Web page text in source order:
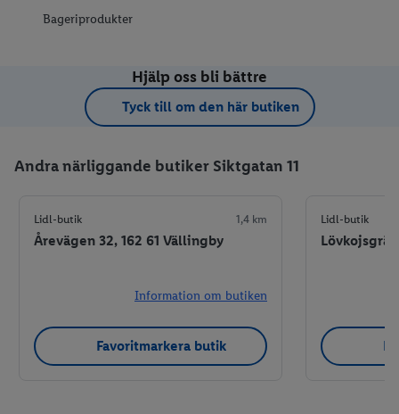
Bageriprodukter
Hjälp oss bli bättre
Tyck till om den här butiken
Andra närliggande butiker Siktgatan 11
Lidl-butik 1,4 km
Årevägen 32, 162 61 Vällingby
Information om butiken
Favoritmarkera butik
Lidl-butik